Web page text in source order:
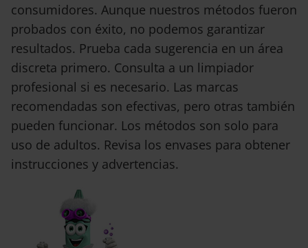
consumidores. Aunque nuestros métodos fueron
probados con éxito, no podemos garantizar
resultados. Prueba cada sugerencia en un área
discreta primero. Consulta a un limpiador
profesional si es necesario. Las marcas
recomendadas son efectivas, pero otras también
pueden funcionar. Los métodos son solo para
uso de adultos. Revisa los envases para obtener
instrucciones y advertencias.